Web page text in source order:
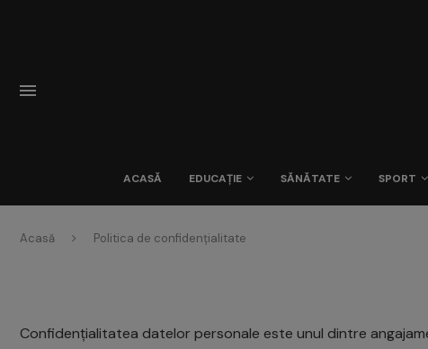
ACASĂ EDUCAȚIE SĂNĂTATE SPORT
Acasă Politica de confidențialitate
Confidențialitatea datelor personale este unul dintre